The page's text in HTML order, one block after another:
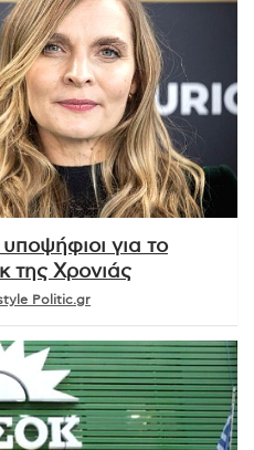
για το
της Χρονιάς
Politic.gr